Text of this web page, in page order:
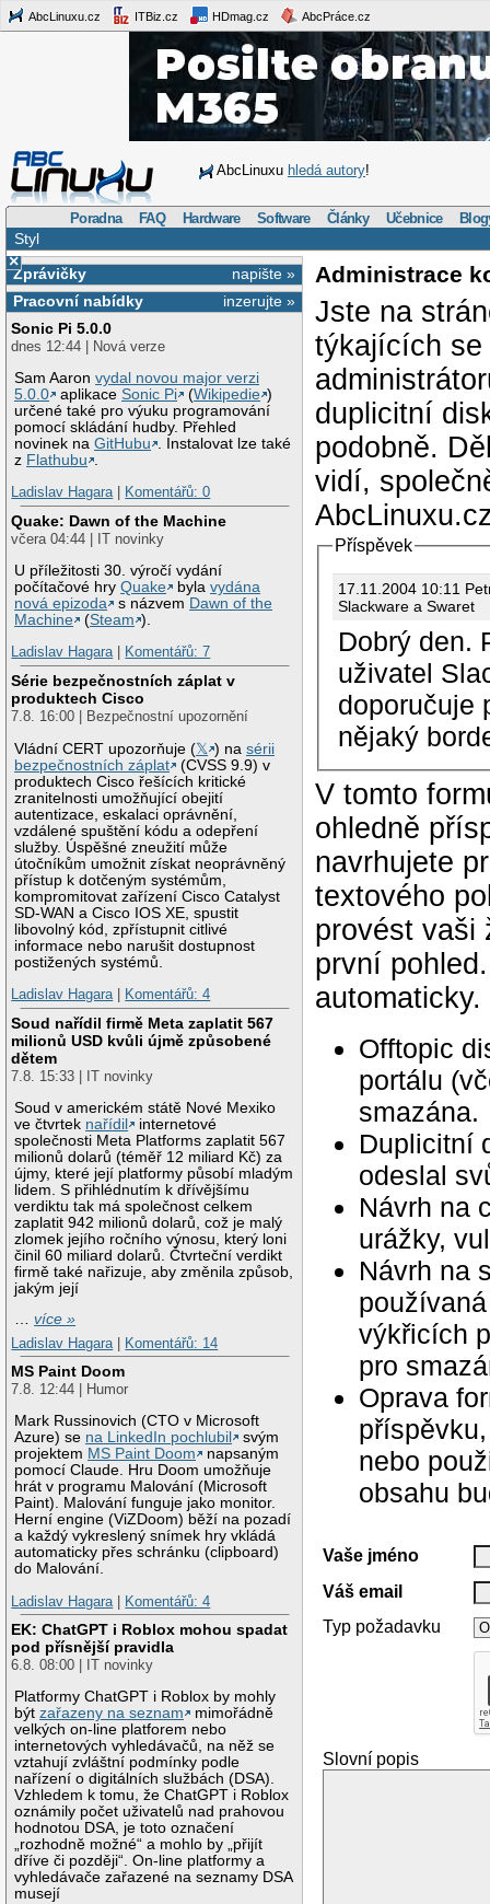
AbcLinuxu.cz ITBiz.cz HDmag.cz AbcPráce.cz
AbcLinuxu hledá autory!
Poradna FAQ Hardware Software Články Učebnice
Styl
×
napište »
Zprávičky
inzerujte »
Pracovní nabídky
Sonic Pi 5.0.0
dnes 12:44 | Nová verze
Sam Aaronvydal novou major verzi
5.0.0
aplikaceSonic Pi (Wikipedie )
určené také pro výuku programování
pomocí skládání hudby. Přehled
novinek naGitHubu
. Instalovat lze také
z Flathubu
Ladislav Hagara| Komentářů: 0
Quake: Dawn of the Machine
včera 04:44 | IT novinky
U příležitosti 30. výročí vydání
počítačové hryQuake bylavydána
nová epizoda
s názvem Dawn of the
Machine
(Steam ).
Ladislav Hagara| Komentářů: 7
Série bezpečnostních záplat v
produktech Cisco
7.8. 16:00 | Bezpečnostní upozornění
Vládní CERT upozorňuje (𝕏 ) nasérii
bezpečnostních záplat
(CVSS 9.9) v
produktech Cisco řešících kritické
zranitelnosti umožňující obejití
autentizace, eskalaci oprávnění,
vzdálené spuštění kódu a odepření
služby. Úspěšné zneužití může
útočníkům umožnit získat neoprávněný
přístup k dotčeným systémům,
kompromitovat zařízení Cisco Catalyst
SD-WAN a Cisco IOS XE, spustit
libovolný kód, zpřístupnit citlivé
informace nebo narušit dostupnost
postižených systémů.
Ladislav Hagara| Komentářů: 4
Soud nařídil firmě Meta zaplatit 567
milionů USD kvůli újmě způsobené
dětem
7.8. 15:33 | IT novinky
Soud v americkém státě Nové Mexiko
ve čtvrtek nařídil
internetové
společnosti Meta Platforms zaplatit 567
milionů dolarů (téměř 12 miliard Kč) za
újmy, které její platformy působí mladým
lidem. S přihlédnutím k dřívějšímu
verdiktu tak má společnost celkem
zaplatit 942 milionů dolarů, což je malý
zlomek jejího ročního výnosu, který loni
činil 60 miliard dolarů. Čtvrteční verdikt
firmě také nařizuje, aby změnila způsob,
jakým její
…více »
Ladislav Hagara
Komentářů: 14
MS Paint Doom
7.8. 12:44 | Humor
Mark Russinovich (CTO v Microsoft
Azure) se na LinkedIn pochlubil
svým
projektem MS Paint Doom
napsaným
pomocí Claude. Hru Doom umožňuje
hrát v programu Malování (Microsoft
Paint). Malování funguje jako monitor.
Herní engine (ViZDoom) běží na pozadí
a každý vykreslený snímek hry vkládá
automaticky přes schránku (clipboard)
do Malování.
Ladislav Hagara | Komentářů: 4
EK: ChatGPT i Roblox mohou spadat
pod přísnější pravidla
6.8. 08:00 | IT novinky
Platformy ChatGPT i Roblox by mohly
býtzařazeny na seznam
mimořádně
velkých on-line platforem nebo
internetových vyhledávačů, na něž se
vztahují zvláštní podmínky podle
nařízení o digitálních službách (DSA).
Vzhledem k tomu, že ChatGPT i Roblox
oznámily počet uživatelů nad prahovou
hodnotou DSA, je toto označení
„rozhodně možné“ a mohlo by „přijít
dříve či později“. On-line platformy a
vyhledávače zařazené na seznamy DSA
musejí
Administrace
Jste na
týkajících se
duplicitní
podobně.
vidí,
Příspěvek
17.11.2004
Slackware a Swaret
Dobrý den.
uživatel
doporučuje
nějaký
V tomto
ohledně
navrhujete
textového
provést vaši
první
automaticky.
Offtopic
portálu
smazána.
Duplicitní
odeslal
Návrh na
urážky,
Návrh na
výkřicích
pro
Oprava
nebo
obsahu
Vaše jméno
Váš email
Typ požadavku
Slovní popis